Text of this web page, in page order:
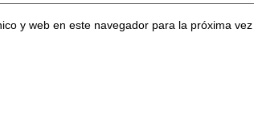
y web en este navegador para la próxima vez